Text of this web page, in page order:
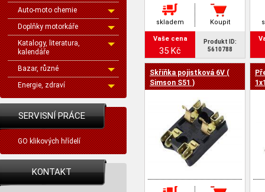
Auto-moto chemie
Doplňky motorkáře
Katalogy, literatura,
kalendáře
Bazar, různé
Energie, zdraví
SERVISNÍ PRÁCE
GO klikových hřídelí
KONTAKT
skladem Koupit
Vaše cena
35 Kč
Produkt ID:
5610788
Skříňka pojistková 6V (
Simson S51 )